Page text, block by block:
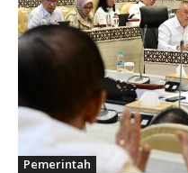
Pemerintah